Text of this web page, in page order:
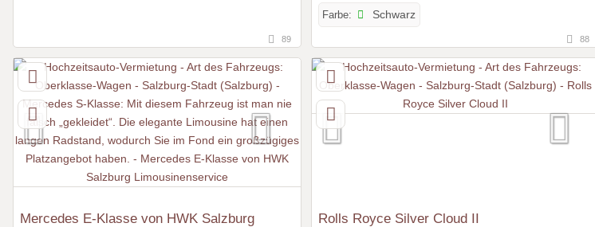
89
Farbe: Schwarz
88
Mercedes E-Klasse von HWK Salzburg
Rolls Royce Silver Cloud II